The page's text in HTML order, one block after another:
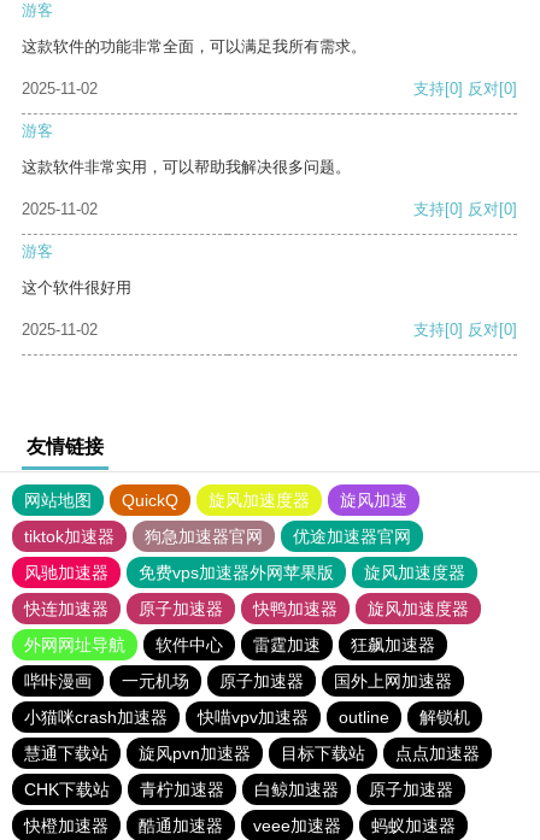
游客
这款软件的功能非常全面，可以满足我所有需求。
2025-11-02 支持[0] 反对[0]
游客
这款软件非常实用，可以帮助我解决很多问题。
2025-11-02 支持[0] 反对[0]
游客
这个软件很好用
2025-11-02 支持[0] 反对[0]
友情链接
网站地图 QuickQ 旋风加速度器
旋风加速
tiktok加速器
狗急加速器官网
优途加速器官网
风驰加速器
免费vps加速器外网苹果版
旋风加速度器
快连加速器
原子加速器 快鸭加速器
旋风加速度器
外网网址导航
软件中心 雷霆加速
狂飙加速器
哔咔漫画
一元机场 原子加速器
国外上网加速器
小猫咪crash加速器
快喵vpv加速器 outline
解锁机
慧通下载站
旋风pvn加速器 目标下载站
点点加速器
CHK下载站
青柠加速器 白鲸加速器
原子加速器
快橙加速器
酷通加速器 veee加速器 蚂蚁加速器